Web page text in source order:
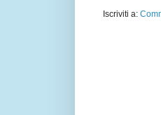
Iscriviti a: